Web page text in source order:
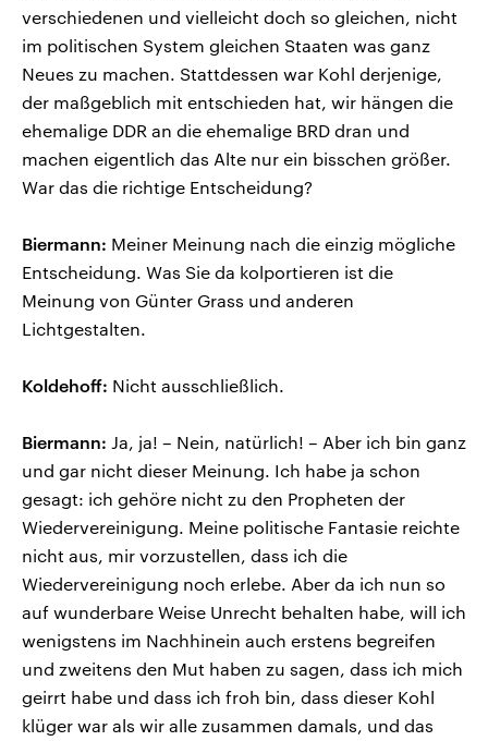
verschiedenen und vielleicht doch so gleichen, nicht
im politischen System gleichen Staaten was ganz
Neues zu machen. Stattdessen war Kohl derjenige,
der maßgeblich mit entschieden hat, wir hängen die
ehemalige DDR an die ehemalige BRD dran und
machen eigentlich das Alte nur ein bisschen größer.
War das die richtige Entscheidung?
Biermann: Meiner Meinung nach die einzig mögliche
Entscheidung. Was Sie da kolportieren ist die
Meinung von Günter Grass und anderen
Lichtgestalten.
Koldehoff: Nicht ausschließlich.
Biermann: Ja, ja! – Nein, natürlich! – Aber ich bin ganz
und gar nicht dieser Meinung. Ich habe ja schon
gesagt: ich gehöre nicht zu den Propheten der
Wiedervereinigung. Meine politische Fantasie reichte
nicht aus, mir vorzustellen, dass ich die
Wiedervereinigung noch erlebe. Aber da ich nun so
auf wunderbare Weise Unrecht behalten habe, will ich
wenigstens im Nachhinein auch erstens begreifen
und zweitens den Mut haben zu sagen, dass ich mich
geirrt habe und dass ich froh bin, dass dieser Kohl
klüger war als wir alle zusammen damals, und das